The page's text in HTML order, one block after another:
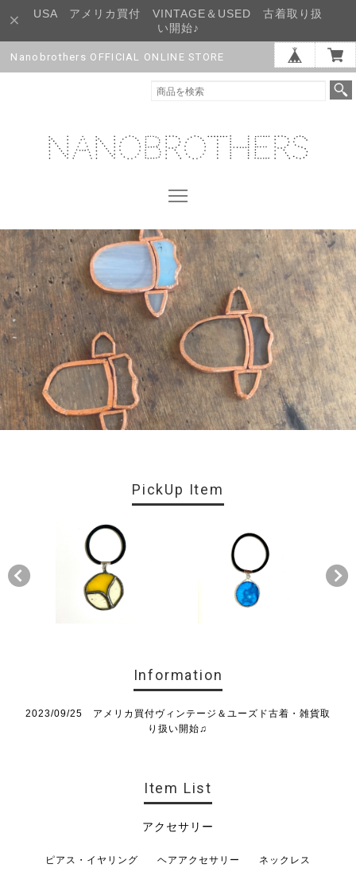
USA アメリカ買付 VINTAGE＆USED 古着取り扱
い開始♪
Nanobrothers OFFICIAL ONLINE STORE
PickUp Item
Information
2023/09/25 アメリカ買付ヴィンテージ＆ユーズド古着・雑貨取
り扱い開始♫
Item List
アクセサリー
ピアス・イヤリング ヘアアクセサリー
ネックレス